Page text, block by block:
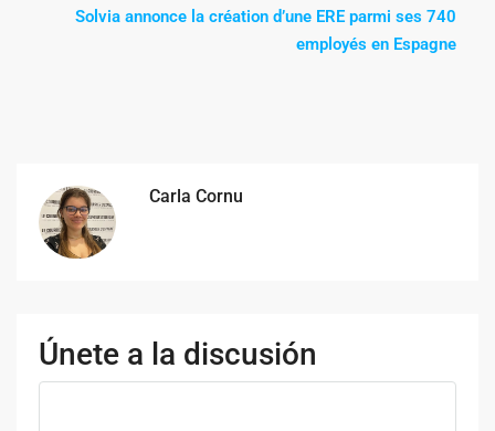
Solvia annonce la création d’une ERE parmi ses 740
employés en Espagne
Carla Cornu
Únete a la discusión